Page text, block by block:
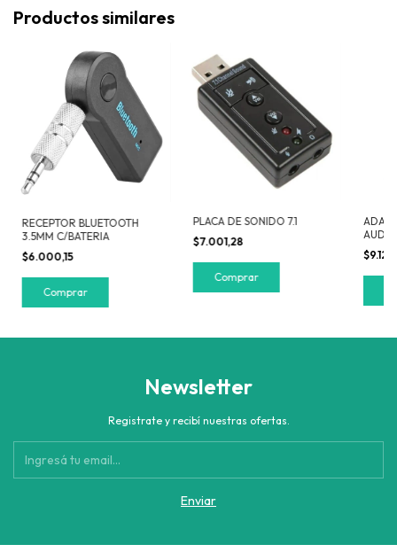
Productos similares
RECEPTOR BLUETOOTH
3.5MM C/BATERIA
$6.000,15
PLACA DE SONIDO 7.1
$7.001,28
AUDIO
Newsletter
Registrate y recibí nuestras ofertas.